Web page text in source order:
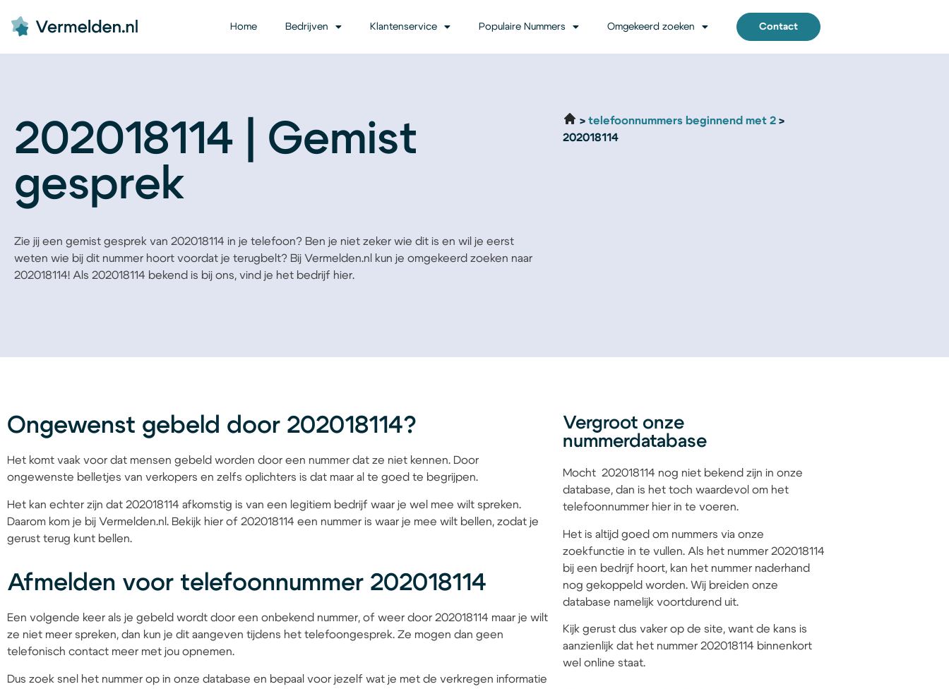
Home Bedrijven Klantenservice Populaire Nummers Omgekeerd zoeken Contact
202018114 | Gemist
gesprek
Zie jij een gemist gesprek van 202018114 in je telefoon? Ben je niet zeker wie dit is en wil je eerst
weten wie bij dit nummer hoort voordat je terugbelt? Bij Vermelden.nl kun je omgekeerd zoeken naar
202018114! Als 202018114 bekend is bij ons, vind je het bedrijf hier.
telefoonnummers beginnend met 2
202018114
Ongewenst gebeld door 202018114?
Het komt vaak voor dat mensen gebeld worden door een nummer dat ze niet kennen. Door
ongewenste belletjes van verkopers en zelfs oplichters is dat maar al te goed te begrijpen.
Het kan echter zijn dat 202018114 afkomstig is van een legitiem bedrijf waar je wel mee wilt spreken.
Daarom kom je bij Vermelden.nl. Bekijk hier of 202018114 een nummer is waar je mee wilt bellen, zodat je
gerust terug kunt bellen.
Afmelden voor telefoonnummer 202018114
Een volgende keer als je gebeld wordt door een onbekend nummer, of weer door 202018114 maar je wilt
ze niet meer spreken, dan kun je dit aangeven tijdens het telefoongesprek. Ze mogen dan geen
telefonisch contact meer met jou opnemen.
Dus zoek snel het nummer op in onze database en bepaal voor jezelf wat je met de verkregen informatie
Vergroot onze
nummerdatabase
Mocht 202018114 nog niet bekend zijn in onze
database, dan is het toch waardevol om het
telefoonnummer hier in te voeren.
Het is altijd goed om nummers via onze
zoekfunctie in te vullen. Als het nummer 202018114
bij een bedrijf hoort, kan het nummer naderhand
nog gekoppeld worden. Wij breiden onze
database namelijk voortdurend uit.
Kijk gerust dus vaker op de site, want de kans is
aanzienlijk dat het nummer 202018114 binnenkort
wel online staat.